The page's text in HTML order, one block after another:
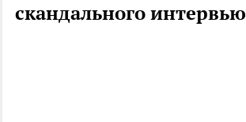
скандального интервью